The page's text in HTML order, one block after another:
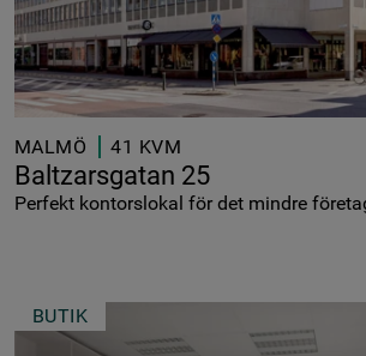
MALMÖ 41 KVM
Baltzarsgatan 25
Perfekt kontorslokal för det mindre
BUTIK